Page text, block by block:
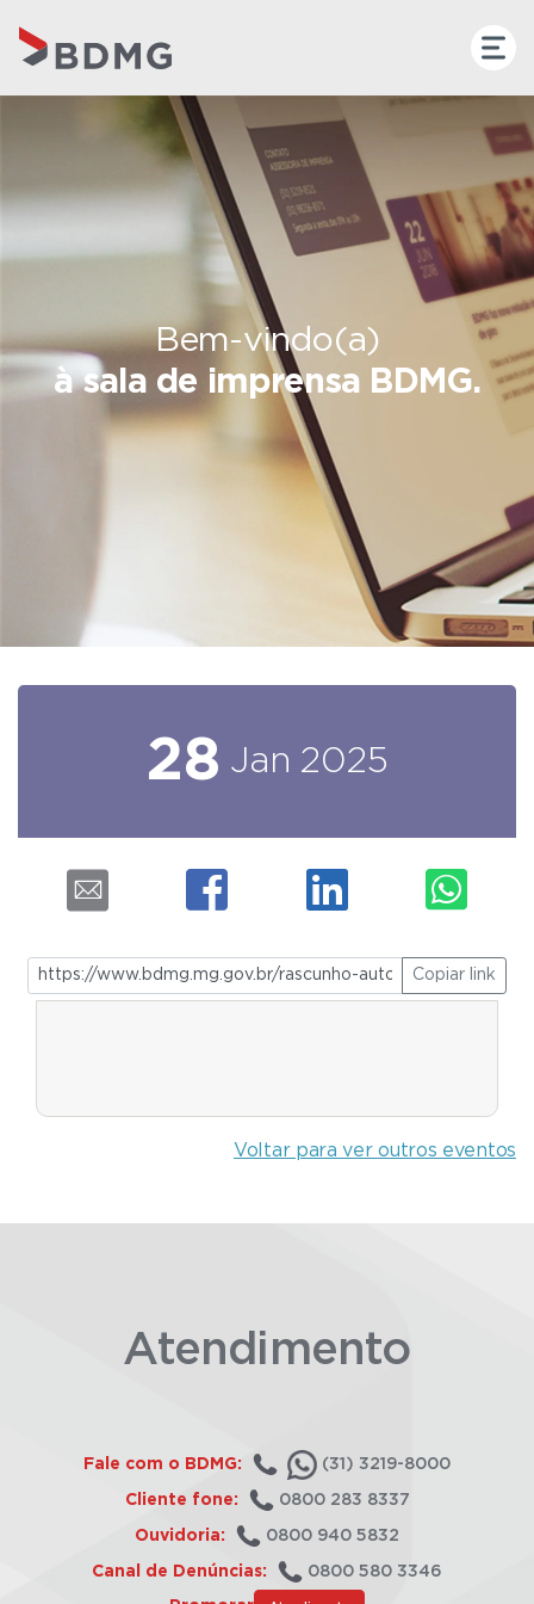
Bem-vindo(a)
à sala de imprensa BDMG.
28 Jan 2025
Copiar link
Voltar para ver outros eventos
Atendimento
Fale com o BDMG: (31) 3219-8000
Cliente fone: 0800 283 8337
Ouvidoria: 0800 940 5832
Canal de Denúncias: 0800 580 3346